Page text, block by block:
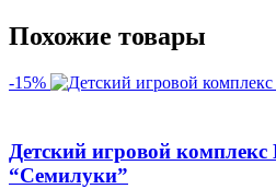
Похожие товары
-15%
Детский игровой
“Семилуки”